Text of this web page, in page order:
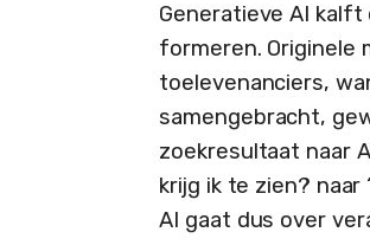
Generatieve AI
formeren. Originele
toelevenanciers,
samengebracht,
zoekresultaat naar
krijg ik te zien? naar
AI gaat dus over